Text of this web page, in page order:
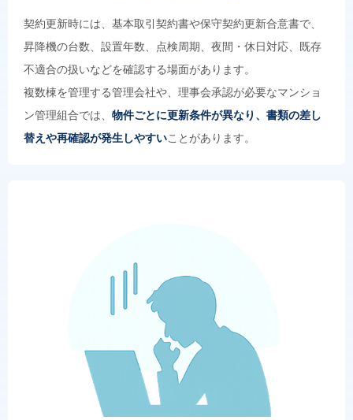
契約更新時には、基本取引契約書や保守契約更新合意書で、
昇降機の台数、設置年数、点検周期、夜間・休日対応、既存
不適合の扱いなどを確認する場面があります。
複数棟を管理する管理会社や、理事会承認が必要なマンショ
ン管理組合では、 物件ごとに更新条件が異なり、書類の差し
替えや再確認が発生しやすいことがあります。